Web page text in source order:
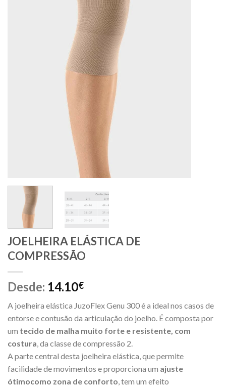
JOELHEIRA ELÁSTICA DE
COMPRESSÃO
Desde: 14.10€
A joelheira elástica JuzoFlex Genu 300 é a ideal nos casos de
entorse e contusão da articulação do joelho. É composta por
um tecido de malha muito forte e resistente, com
costura, da classe de compressão 2.
A parte central desta joelheira elástica, que permite
facilidade de movimentos e proporciona um ajuste
ótimocomo zona de conforto, tem um efeito